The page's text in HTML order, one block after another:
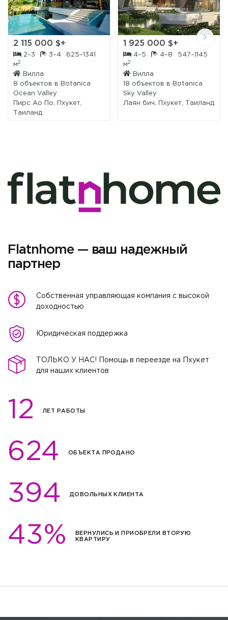
2 115 000 $+
2–3 3–4
625–1341
м2
Вилла
8 объектов в
Botanica
Ocean Valley
Пирс Ао По, Пхукет,
Таиланд
1 925 000 $+
4–5 4–8
547–1145
м2
Вилла
18 объектов в
Botanica
Sky Valley
Лаян бич, Пхукет, Таиланд
Flatnhome — ваш надежный
партнер
Собственная управляющая компания с высокой
доходностью
Юридическая поддержка
ТОЛЬКО У НАС! Помощь в переезде на Пхукет
для наших клиентов
12 ЛЕТ РАБОТЫ
624 ОБЪЕКТА ПРОДАНО
394 ДОВОЛЬНЫХ КЛИЕНТА
43%
ВЕРНУЛИСЬ И ПРИОБРЕЛИ ВТОРУЮ
КВАРТИРУ